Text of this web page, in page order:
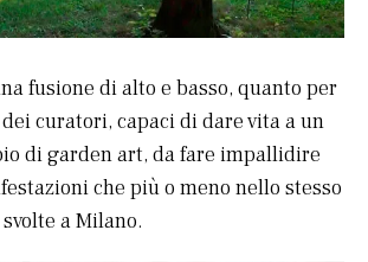
fusione di alto e basso, quanto per
curatori, capaci di dare vita a un
di garden art, da fare impallidire
che più o meno nello stesso
a Milano.